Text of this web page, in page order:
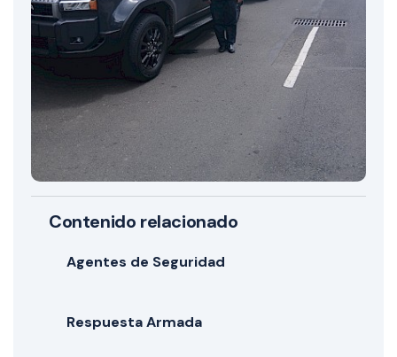
Contenido relacionado
Agentes de Seguridad
Respuesta Armada